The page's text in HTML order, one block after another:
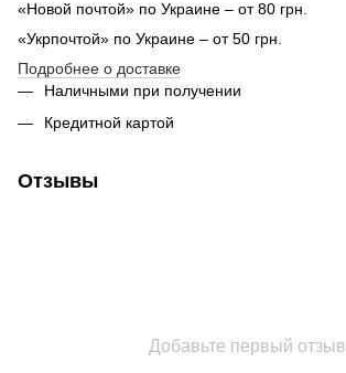
«Новой почтой» по Украине – от 80 грн.
«Укрпочтой» по Украине – от 50 грн.
Подробнее о доставке
Наличными при получении
Кредитной картой
Отзывы
Добавьте первый отзыв